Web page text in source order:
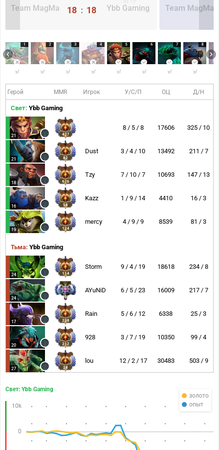
Team MagMa Ybb Gaming
18 : 18 Team MagMa
1 2 3 4 5 6 7 8
Герой MMR Игрок У/С/П ОЦ Д/Н
Свет: Ybb Gaming
21 427
8 / 5 / 8 17606 325 / 10
21 82
Dust 3 / 4 / 10 13492 211 / 7
18 676
Tzy 7 / 10 / 7 10693 147 / 13
16 58
Kazz 1 / 9 / 14 4410 16 / 3
19 124
mercy 4 / 9 / 9 8539 81 / 3
Тьма: Ybb Gaming
24 114
Storm 9 / 4 / 19 18618 234 / 8
24 207
AYuNiD 6 / 5 / 23 16009 217 / 7
17 238
Rain 5 / 6 / 12 6338 25 / 3
20 212
928 3 / 7 / 19 10350 99 / 4
27 28
lou 12 / 2 / 17 30483 503 / 9
золото
опыт
Свет: Ybb Gaming